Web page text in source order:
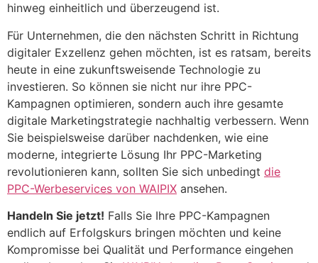
hinweg einheitlich und überzeugend ist.
Für Unternehmen, die den nächsten Schritt in Richtung
digitaler Exzellenz gehen möchten, ist es ratsam, bereits
heute in eine zukunftsweisende Technologie zu
investieren. So können sie nicht nur ihre PPC-
Kampagnen optimieren, sondern auch ihre gesamte
digitale Marketingstrategie nachhaltig verbessern. Wenn
Sie beispielsweise darüber nachdenken, wie eine
moderne, integrierte Lösung Ihr PPC-Marketing
revolutionieren kann, sollten Sie sich unbedingt die
PPC-Werbeservices von WAIPIX ansehen.
Handeln Sie jetzt! Falls Sie Ihre PPC-Kampagnen
endlich auf Erfolgskurs bringen möchten und keine
Kompromisse bei Qualität und Performance eingehen